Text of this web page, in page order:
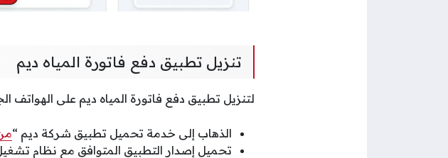
تنزيل تطبيق دفع فاتورة المياه ديم
لتنزيل تطبيق دفع فاتورة المياه ديم على الهواتف
الذهاب إلى خدمة تحميل تطبيق شركة ديم “
تحميل إصدار التطبيق المتوافق مع نظام